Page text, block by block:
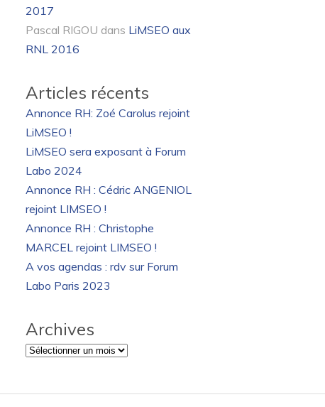
2017
Pascal RIGOU dans LiMSEO aux
RNL 2016
Articles récents
Annonce RH: Zoé Carolus rejoint
LiMSEO !
LiMSEO sera exposant à Forum
Labo 2024
Annonce RH : Cédric ANGENIOL
rejoint LIMSEO !
Annonce RH : Christophe
MARCEL rejoint LIMSEO !
A vos agendas : rdv sur Forum
Labo Paris 2023
Archives